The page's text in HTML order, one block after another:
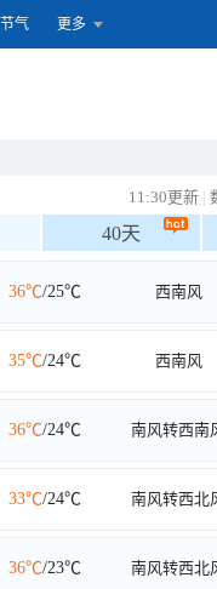
节气 更多
11:30更新 |
40天
36℃/25℃ 西南风
35℃/24℃ 西南风
36℃/24℃ 南风转西南
33℃/24℃ 南风转西北
36℃/23℃ 南风转西北